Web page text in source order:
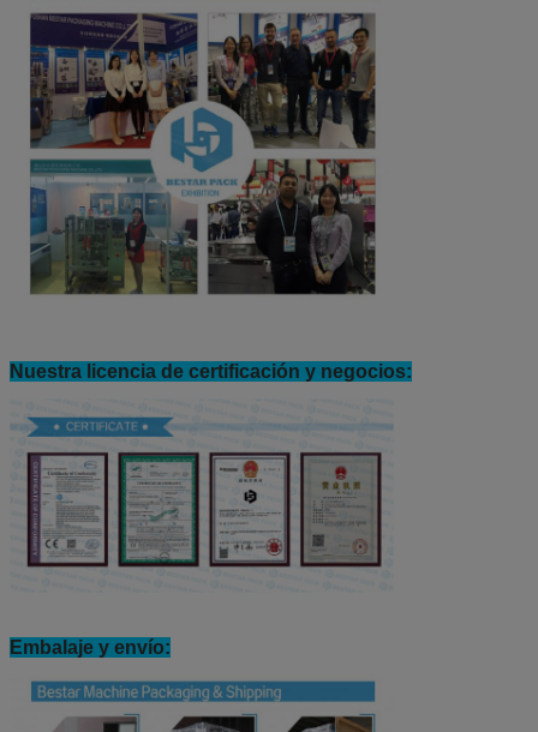
Nuestra licencia de certificación y negocios:
Embalaje y envío: